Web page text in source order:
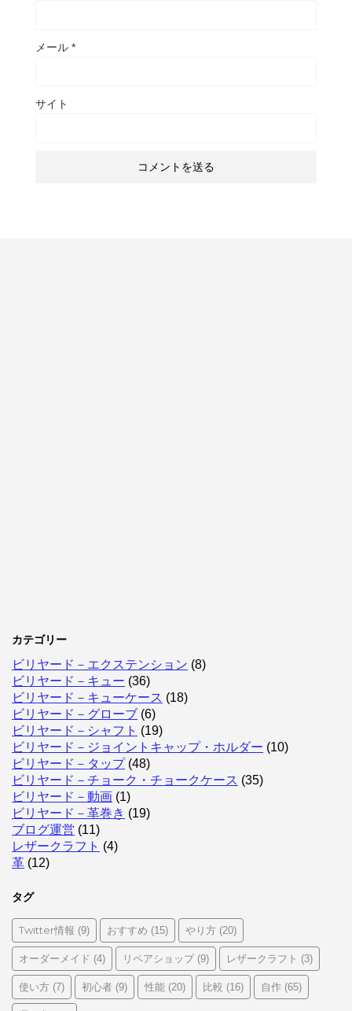
メール *
サイト
カテゴリー
ビリヤード－エクステンション (8)
ビリヤード－キュー (36)
ビリヤード－キューケース (18)
ビリヤード－グローブ (6)
ビリヤード－シャフト (19)
ビリヤード－ジョイントキャップ・ホルダー (10)
ビリヤード－タップ(48)
ビリヤード－チョーク・チョークケース (35)
ビリヤード－動画 (1)
ビリヤード－革巻き (19)
ブログ運営 (11)
レザークラフト (4)
革 (12)
タグ
Twitter情報 (9) おすすめ (15) やり方 (20)
オーダーメイド (4) リペアショップ(9) レザークラフト (3)
使い方 (7) 初心者 (9) 性能 (20) 比較 (16) 自作 (65)